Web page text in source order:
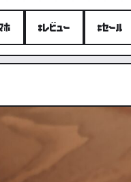
ホ #レビュー #セール